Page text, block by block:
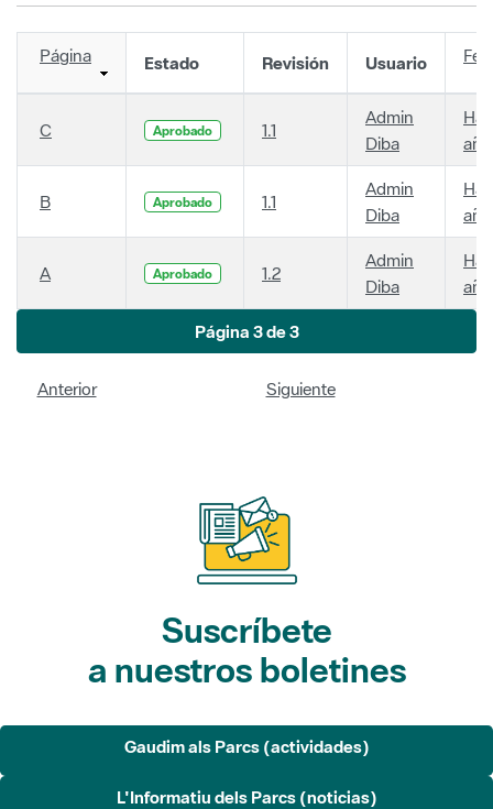
Página Estado Revisión Usuario
C Aprobado 1.1
Admin
Diba
B Aprobado 1.1
Admin
Diba
A Aprobado 1.2
Admin
Diba
Página 3 de 3
Anterior Siguiente
Suscríbete
a nuestros boletines
Gaudim als Parcs (actividades)
L'Informatiu dels Parcs (noticias)